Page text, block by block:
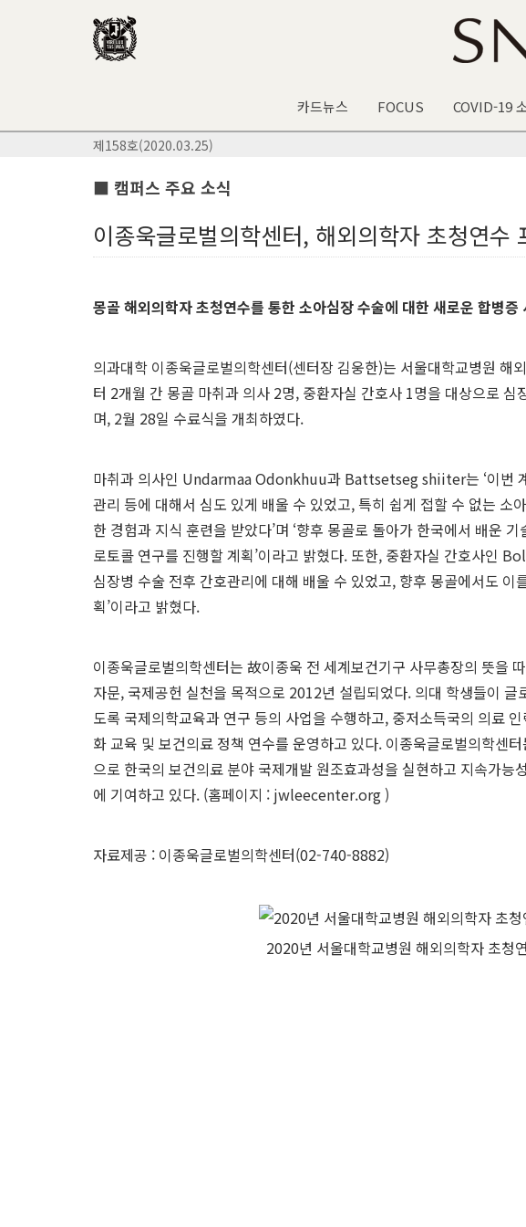
카드뉴스 FOCUS COVID-19
제158호(2020.03.25)
■ 캠퍼스 주요 소식
이종욱글로벌의학센터, 해외의학자 초청연수
몽골 해외의학자 초청연수를 통한 소아심장 수술에 대한 새로운 합병
의과대학 이종욱글로벌의학센터(센터장 김웅한)는 서울대학교병원 해
터 2개월 간 몽골 마취과 의사 2명, 중환자실 간호사 1명을 대상으로 심
며, 2월 28일 수료식을 개최하였다.
마취과 의사인 Undarmaa Odonkhuu과 Battsetseg shiiter는 ‘이번
관리 등에 대해서 심도 있게 배울 수 있었고, 특히 쉽게 접할 수 없는 소
한 경험과 지식 훈련을 받았다’며 ‘향후 몽골로 돌아가 한국에서 배운
로토콜 연구를 진행할 계획’이라고 밝혔다. 또한, 중환자실 간호사인
심장병 수술 전후 간호관리에 대해 배울 수 있었고, 향후 몽골에서도 이
획’이라고 밝혔다.
이종욱글로벌의학센터는 故이종욱 전 세계보건기구 사무총장의 뜻을
자문, 국제공헌 실천을 목적으로 2012년 설립되었다. 의대 학생들이
도록 국제의학교육과 연구 등의 사업을 수행하고, 중저소득국의 의료
화 교육 및 보건의료 정책 연수를 운영하고 있다. 이종욱글로벌의학센
으로 한국의 보건의료 분야 국제개발 원조효과성을 실현하고 지속가능
에 기여하고 있다. (홈페이지 : jwleecenter.org)
자료제공 : 이종욱글로벌의학센터(02-740-8882)
2020년 서울대학교병원 해외의학자 초청